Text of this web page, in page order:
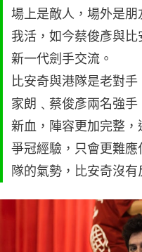
場上是敵人，場外是
我活，如今蔡俊彥與
新一代劍手交流。
比安奇與港隊是老對
家朗﹑蔡俊彥兩名強
新血，陣容更加完整
爭冠經驗，只會更難
隊的氣勢，比安奇沒